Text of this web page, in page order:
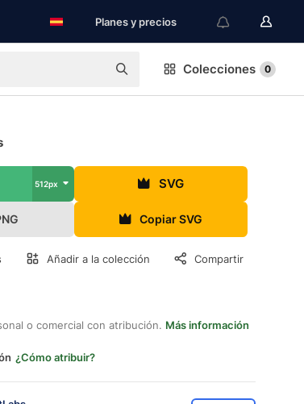
Planes y precios
Colecciones 0
512px SVG
Copiar SVG
Añadir a la colección Compartir
o comercial con atribución. Más información
¿Cómo atribuir?